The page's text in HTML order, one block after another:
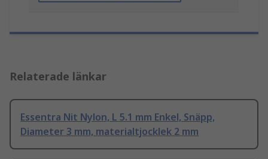
Relaterade länkar
Essentra Nit Nylon, L 5.1 mm Enkel, Snäpp,
Diameter 3 mm, materialtjocklek 2 mm